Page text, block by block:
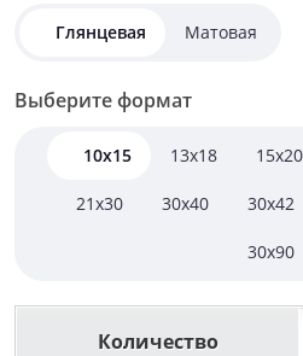
Глянцевая Матовая
Выберите формат
10x15 13x18 15x20
21x30 30x40 30x42
30x90
Количество